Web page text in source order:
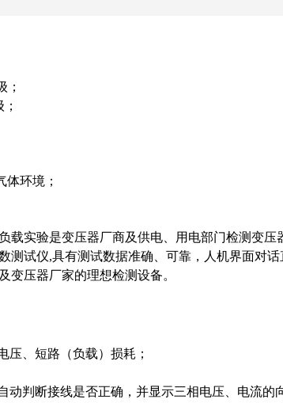
；
环境；
载实验是变压器厂商及供电、用电部门检测变
测试仪,具有测试数据准确、可靠，人机界面对
变压器厂家的理想检测设备。
压、短路（负载）损耗；
判断接线是否正确，并显示三相电压、电流的